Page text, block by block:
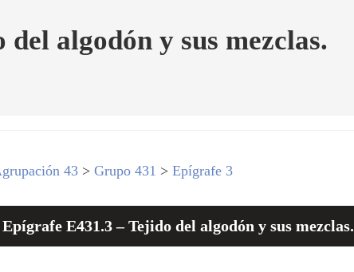
algodón y sus mezclas.
43 >Grupo 431 >Epígrafe 3
Epígrafe E431.3 – Tejido del algodón y sus mezclas.